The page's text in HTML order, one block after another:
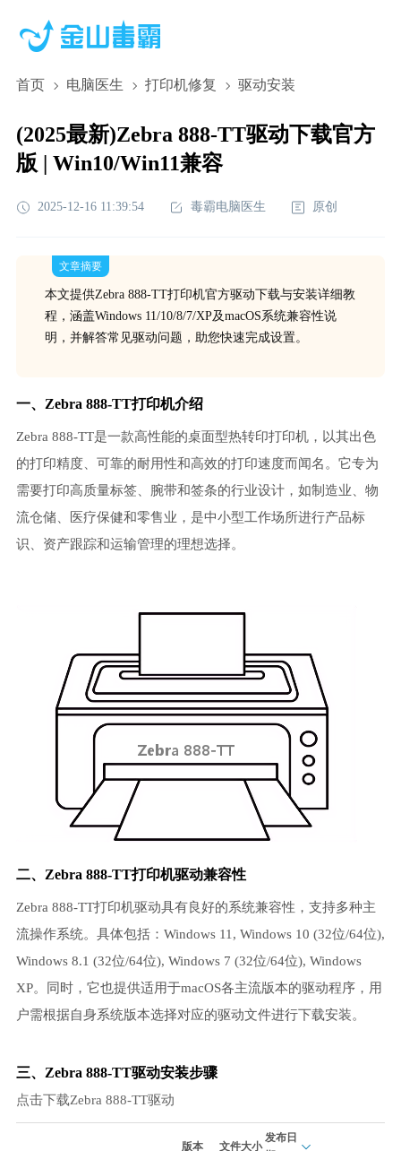
首页 电脑医生 打印机修复 驱动安装
(2025最新)Zebra 888-TT驱动下载官方
版 | Win10/Win11兼容
2025-12-16 11:39:54 毒霸电脑医生 原创
文章摘要
本文提供Zebra 888-TT打印机官方驱动下载与安装详细教
程，涵盖Windows 11/10/8/7/XP及macOS系统兼容性说
明，并解答常见驱动问题，助您快速完成设置。
一、Zebra 888-TT打印机介绍
Zebra 888-TT是一款高性能的桌面型热转印打印机，以其出色
的打印精度、可靠的耐用性和高效的打印速度而闻名。它专为
需要打印高质量标签、腕带和签条的行业设计，如制造业、物
流仓储、医疗保健和零售业，是中小型工作场所进行产品标
识、资产跟踪和运输管理的理想选择。
二、Zebra 888-TT打印机驱动兼容性
Zebra 888-TT打印机驱动具有良好的系统兼容性，支持多种主
流操作系统。具体包括：Windows 11, Windows 10 (32位/64位),
Windows 8.1 (32位/64位), Windows 7 (32位/64位), Windows
XP。同时，它也提供适用于macOS各主流版本的驱动程序，用
户需根据自身系统版本选择对应的驱动文件进行下载安装。
三、Zebra 888-TT驱动安装步骤
点击下载Zebra 888-TT驱动
版本 文件大小
发布日